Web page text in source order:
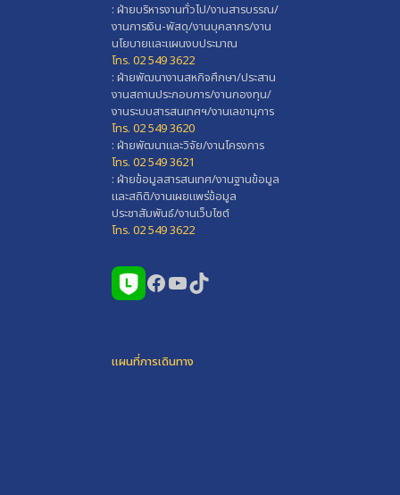
: ฝ่ายบริหารงานทั่วไป/งานสารบรรณ/
งานการเงิน-พัสดุ/งานบุคลากร/งาน
นโยบายและแผนงบประมาณ
โทร. 02 549 3622
: ฝ่ายพัฒนางานสหกิจศึกษา/ประสาน
งานสถานประกอบการ/งานกองทุน/
งานระบบสารสนเทศฯ/งานเลขานุการ
โทร. 02 549 3620
: ฝ่ายพัฒนาและวิจัย/งานโครงการ
โทร. 02 549 3621
: ฝ่ายข้อมูลสารสนเทศ/งานฐานข้อมูล
และสถิติ/งานเผยแพร่ข้อมูล
ประชาสัมพันธ์/งานเว็บไซต์
โทร. 02 549 3622
Facebook
YouTube
TikTok
แผนที่การเดินทาง